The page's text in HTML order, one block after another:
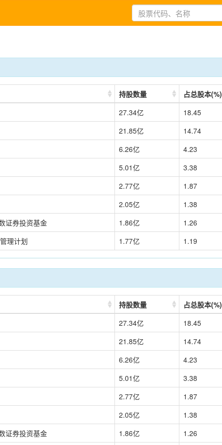
持股数量 占总股本(%)
27.34亿 18.45
21.85亿 14.74
6.26亿 4.23
5.01亿 3.38
2.77亿 1.87
2.05亿 1.38
证券投资基金
1.86亿 1.26
理计划
1.77亿 1.19
持股数量 占总股本(%)
27.34亿 18.45
21.85亿 14.74
6.26亿 4.23
5.01亿 3.38
2.77亿 1.87
2.05亿 1.38
证券投资基金
1.86亿 1.26